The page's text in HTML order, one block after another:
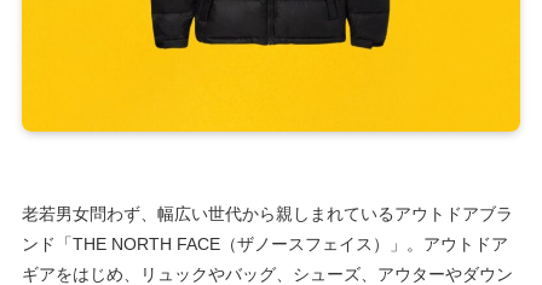
老若男女問わず、幅広い世代から親しまれているアウトドアブラ
ンド「THE NORTH FACE（ザノースフェイス）」。アウトドア
ギアをはじめ、リュックやバッグ、シューズ、アウターやダウン